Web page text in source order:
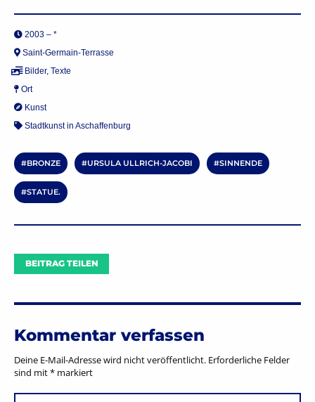
2003 – *
Saint-Germain-Terrasse
Bilder, Texte
Ort
Kunst
Stadtkunst in Aschaffenburg
BRONZE URSULA ULLRICH-JACOBI SINNENDE
STATUE.
BEITRAG TEILEN
Kommentar verfassen
Deine E-Mail-Adresse wird nicht veröffentlicht. Erforderliche Felder
sind mit* markiert